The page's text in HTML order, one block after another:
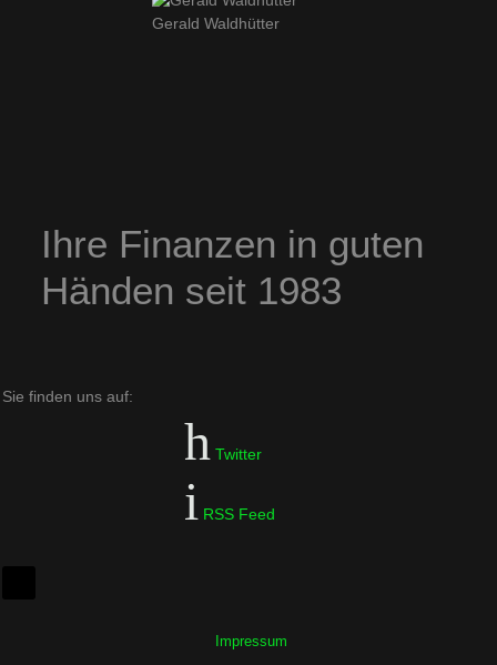
Gerald Waldhütter
Ihre Finanzen in guten
Händen seit 1983
Sie finden uns auf:
Twitter
RSS Feed
Impressum